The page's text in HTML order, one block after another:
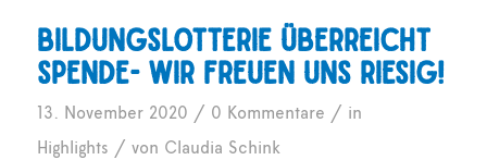
Bildungslotterie überreicht
Spende- wir freuen uns riesig!
13. November 2020 / 0 Kommentare / in
Highlights / von Claudia Schink